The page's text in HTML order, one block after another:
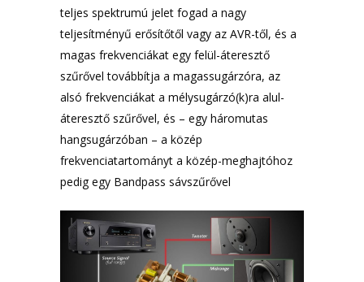
teljes spektrumú jelet fogad a nagy
teljesítményű erősítőtől vagy az AVR-től, és a
magas frekvenciákat egy felül-áteresztő
szűrővel továbbítja a magassugárzóra, az
alsó frekvenciákat a mélysugárzó(k)ra alul-
áteresztő szűrővel, és – egy háromutas
hangsugárzóban – a közép
frekvenciatartományt a közép-meghajtóhoz
pedig egy Bandpass sávszűrővel